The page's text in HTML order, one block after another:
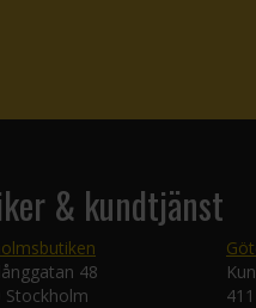
& kundtjänst
48
Stockholm